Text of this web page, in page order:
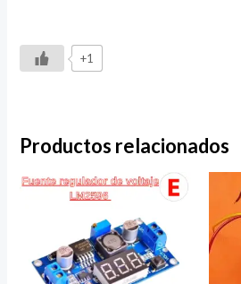
+1
Productos relacionados